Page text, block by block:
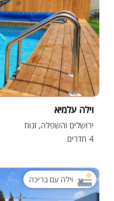
וילה עלמיא
ירושלים והשפלה, זנוח
4 חדרים
וילה עם בריכה